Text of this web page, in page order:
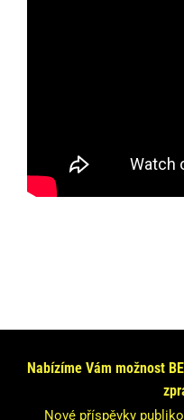
Vaše údaje
Nabízíme Vám možnost
Nové příspěvky